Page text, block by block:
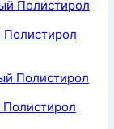
Полистирол
Полистирол